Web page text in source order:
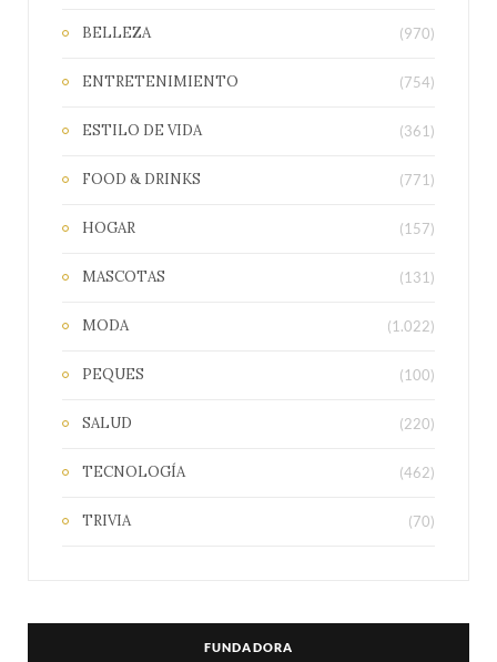
BELLEZA (970)
ENTRETENIMIENTO (754)
ESTILO DE VIDA (361)
FOOD & DRINKS (771)
HOGAR (157)
MASCOTAS (131)
MODA (1.022)
PEQUES (100)
SALUD (220)
TECNOLOGÍA (462)
TRIVIA (70)
FUNDADORA